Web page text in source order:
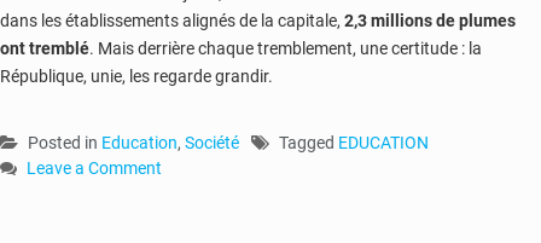
dans les établissements alignés de la capitale, 2,3 millions de plumes
ont tremblé. Mais derrière chaque tremblement, une certitude : la
République, unie, les regarde grandir.
Posted in Education, Société Tagged EDUCATION
Leave a Comment